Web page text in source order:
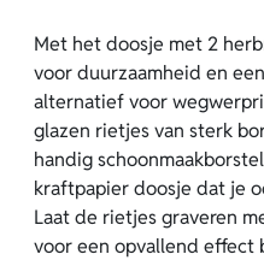
Met het doosje met 2
voor duurzaamheid en
alternatief voor
glazen rietjes van sterk
handig
kraftpapier doosje dat je
Laat de rietjes graveren
voor een opvallend effect